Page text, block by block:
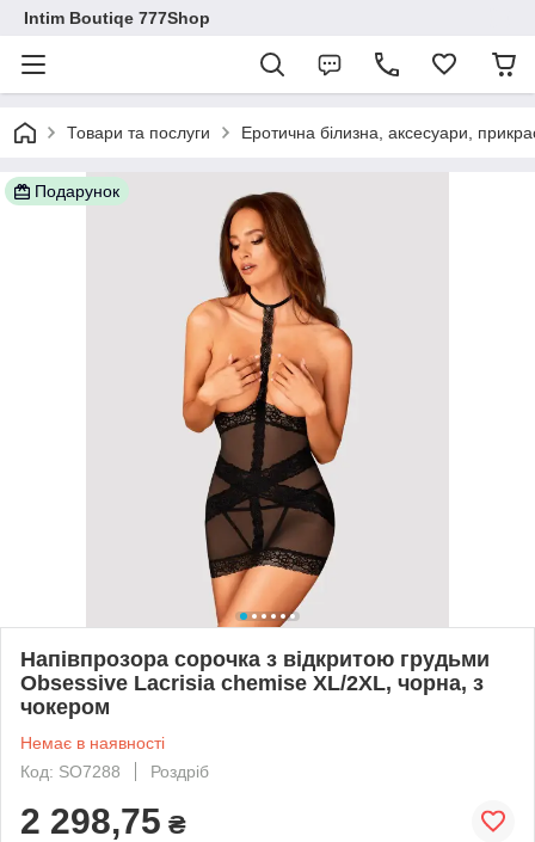
Intim Boutiqe 777Shop
Товари та послуги Еротична білизна, аксесуари,
Подарунок
Напівпрозора сорочка з відкритою грудьми
Obsessive Lacrisia chemise XL/2XL, чорна, з
чокером
Немає в наявності
Код: SO7288
Роздріб
2 298,75 ₴